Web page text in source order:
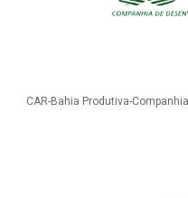
CAR-Bahia Produtiva-